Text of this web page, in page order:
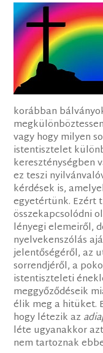
korábban
vagy hogy milyen
istentisztelet
kereszténységben
ez teszi
kérdések is,
egyetértünk. Ezért
összekapcsolódni
lényegi elemeiről,
nyelvekenszólás
jelentőségéről, az
sorrendjéről, a
istentiszteleti
meggyőződéseik
élik meg a hitüket.
hogy létezik az
léte ugyanakkor
nem tartoznak